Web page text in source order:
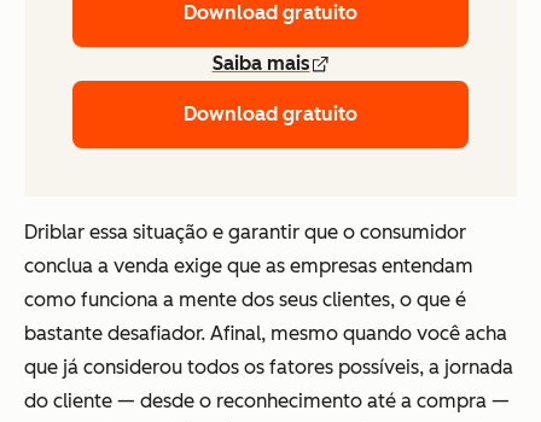
Download gratuito
Saiba mais
Download gratuito
Driblar essa situação e garantir que o consumidor
conclua a venda exige que as empresas entendam
como funciona a mente dos seus clientes, o que é
bastante desafiador. Afinal, mesmo quando você acha
que já considerou todos os fatores possíveis, a jornada
do cliente — desde o reconhecimento até a compra —